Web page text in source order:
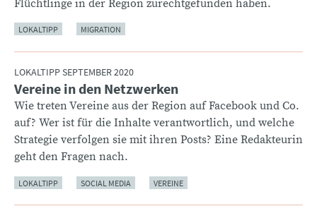
Flüchtlinge in der Region zurechtgefunden haben.
LOKALTIPP MIGRATION
LOKALTIPP SEPTEMBER 2020
:Vereine in den Netzwerken
Wie treten Vereine aus der Region auf Facebook und Co.
auf? Wer ist für die Inhalte verantwortlich, und welche
Strategie verfolgen sie mit ihren Posts? Eine Redakteurin
geht den Fragen nach.
LOKALTIPP SOCIAL MEDIA VEREINE